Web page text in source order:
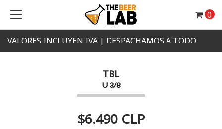
VALORES INCLUYEN IVA | DESPACHAMOS A TODO
0
TBL
U 3/8
$6.490 CLP